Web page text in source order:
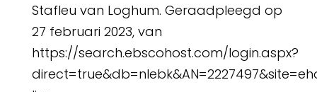
Stafleu van Loghum. Geraadpleegd op
27 februari 2023, van
https://search.ebscohost.com/login.aspx?